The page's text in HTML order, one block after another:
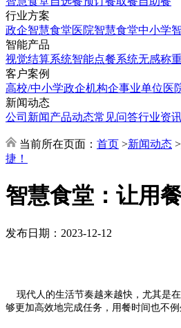
行业方案
政企智慧食堂医院智慧食堂中小学
智能产品
视觉结算系统智能点餐系统无感称
客户案例
高校/中小学政企机构企事业单位医
新闻动态
公司新闻产品动态常见问答行业资
当前所在页面： 首页 >新闻动态 >
捷！
智慧食堂：让用
发布日期：2023-12-12
现代人的生活节奏越来越快，尤其是
够更加高效地完成任务，用餐时间也不例